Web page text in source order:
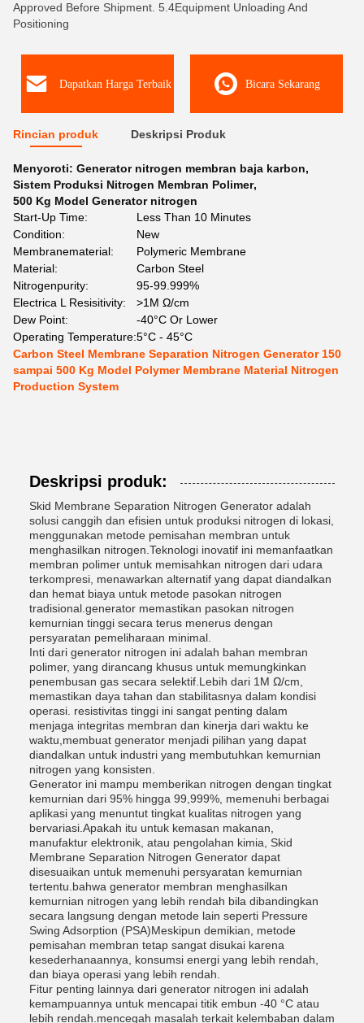
Approved Before Shipment. 5.4Equipment Unloading And
Positioning
Dapatkan Harga Terbaik Bicara Sekarang
Rincian produk Deskripsi Produk
Menyoroti: Generator nitrogen membran baja karbon,
Sistem Produksi Nitrogen Membran Polimer,
500 Kg Model Generator nitrogen
Start-Up Time:
Less Than 10 Minutes
Condition:
New
Membranematerial:
Polymeric Membrane
Material:
Carbon Steel
Nitrogenpurity:
95-99.999%
Electrica L Resisitivity:
>1M Ω/cm
Dew Point:
-40°C Or Lower
Operating Temperature:5°C - 45°C
Carbon Steel Membrane Separation Nitrogen Generator 150
sampai 500 Kg Model Polymer Membrane Material Nitrogen
Production System
Deskripsi produk:
Skid Membrane Separation Nitrogen Generator adalah
solusi canggih dan efisien untuk produksi nitrogen di lokasi,
menggunakan metode pemisahan membran untuk
menghasilkan nitrogen.Teknologi inovatif ini memanfaatkan
membran polimer untuk memisahkan nitrogen dari udara
terkompresi, menawarkan alternatif yang dapat diandalkan
dan hemat biaya untuk metode pasokan nitrogen
tradisional.generator memastikan pasokan nitrogen
kemurnian tinggi secara terus menerus dengan
persyaratan pemeliharaan minimal.
Inti dari generator nitrogen ini adalah bahan membran
polimer, yang dirancang khusus untuk memungkinkan
penembusan gas secara selektif.Lebih dari 1M Ω/cm,
memastikan daya tahan dan stabilitasnya dalam kondisi
operasi. resistivitas tinggi ini sangat penting dalam
menjaga integritas membran dan kinerja dari waktu ke
waktu,membuat generator menjadi pilihan yang dapat
diandalkan untuk industri yang membutuhkan kemurnian
nitrogen yang konsisten.
Generator ini mampu memberikan nitrogen dengan tingkat
kemurnian dari 95% hingga 99,999%, memenuhi berbagai
aplikasi yang menuntut tingkat kualitas nitrogen yang
bervariasi.Apakah itu untuk kemasan makanan,
manufaktur elektronik, atau pengolahan kimia, Skid
Membrane Separation Nitrogen Generator dapat
disesuaikan untuk memenuhi persyaratan kemurnian
tertentu.bahwa generator membran menghasilkan
kemurnian nitrogen yang lebih rendah bila dibandingkan
secara langsung dengan metode lain seperti Pressure
Swing Adsorption (PSA)Meskipun demikian, metode
pemisahan membran tetap sangat disukai karena
kesederhanaannya, konsumsi energi yang lebih rendah,
dan biaya operasi yang lebih rendah.
Fitur penting lainnya dari generator nitrogen ini adalah
kemampuannya untuk mencapai titik embun -40 °C atau
lebih rendah.mencegah masalah terkait kelembaban dalam